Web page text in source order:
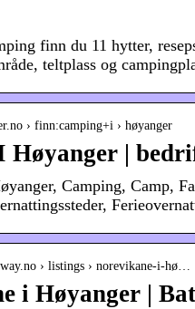
finn du 11 hytter,
teltplass og
› finn:camping+i › høyanger
Høyanger |
Camping, Camp,
› listings › norevikane-i-hø…
i Høyanger |